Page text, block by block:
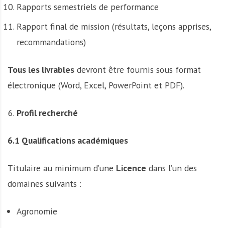
Rapports semestriels de performance
Rapport final de mission (résultats, leçons apprises,
recommandations)
Tous les livrables devront être fournis sous format
électronique (Word, Excel, PowerPoint et PDF).
Profil recherché
6.1 Qualifications académiques
Titulaire au minimum d’une Licence dans l’un des
domaines suivants :
Agronomie